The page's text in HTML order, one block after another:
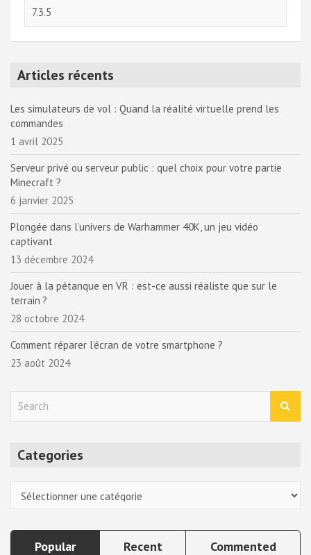
Articles récents
Les simulateurs de vol : Quand la réalité virtuelle prend les
commandes
1 avril 2025
Serveur privé ou serveur public : quel choix pour votre partie
Minecraft ?
6 janvier 2025
Plongée dans l’univers de Warhammer 40K, un jeu vidéo
captivant
13 décembre 2024
Jouer à la pétanque en VR : est-ce aussi réaliste que sur le
terrain ?
28 octobre 2024
Comment réparer l’écran de votre smartphone ?
23 août 2024
Categories
Popular Recent Commented